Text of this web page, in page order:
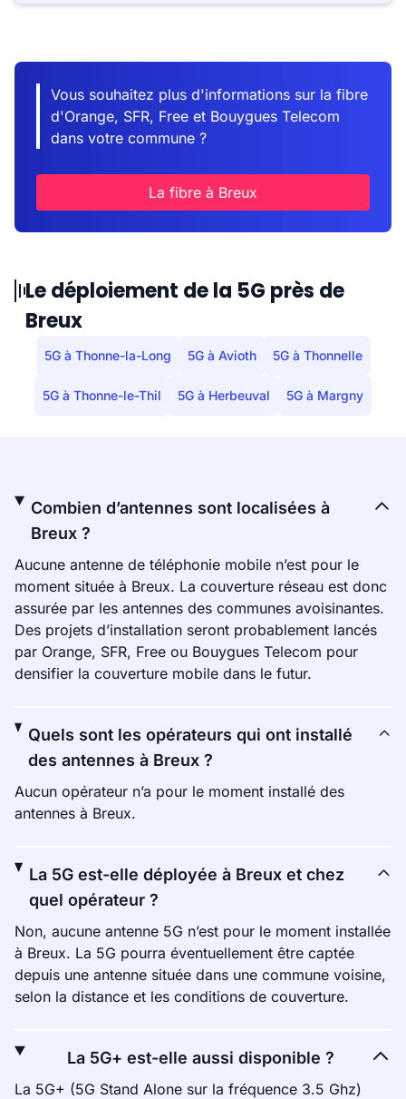
Vous souhaitez plus d'informations sur la fibre
d'Orange, SFR, Free et Bouygues Telecom
dans votre commune ?
La fibre à Breux
Le déploiement de la 5G près de
Breux
5G à Thonne-la-Long 5G à Avioth 5G à Thonnelle
5G à Thonne-le-Thil 5G à Herbeuval 5G à Margny
Combien d’antennes sont localisées à
Breux ?
Aucune antenne de téléphonie mobile n’est pour le
moment située à Breux. La couverture réseau est donc
assurée par les antennes des communes avoisinantes.
Des projets d’installation seront probablement lancés
par Orange, SFR, Free ou Bouygues Telecom pour
densifier la couverture mobile dans le futur.
Quels sont les opérateurs qui ont installé
des antennes à Breux ?
Aucun opérateur n’a pour le moment installé des
antennes à Breux.
La 5G est-elle déployée à Breux et chez
quel opérateur ?
Non, aucune antenne 5G n’est pour le moment installée
à Breux. La 5G pourra éventuellement être captée
depuis une antenne située dans une commune voisine,
selon la distance et les conditions de couverture.
La 5G+ est-elle aussi disponible ?
La 5G+ (5G Stand Alone sur la fréquence 3.5 Ghz)